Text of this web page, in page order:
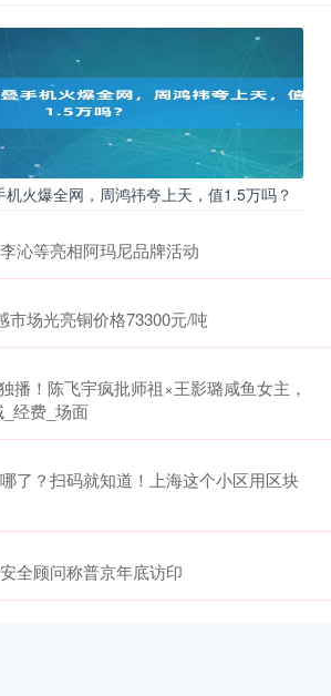
火爆全网，周鸿祎夸上天，值1.5万吗？
沁等亮相阿玛尼品牌活动
市场光亮铜价格73300元/吨
播！陈飞宇疯批师祖×王影璐咸鱼女主，
经费_场面
了？扫码就知道！上海这个小区用区块
全顾问称普京年底访印